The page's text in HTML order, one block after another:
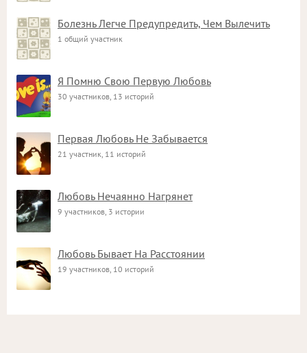
Болезнь Легче Предупредить, Чем Вылечить
1 общий участник
Я Помню Свою Первую Любовь
30 участников, 13 историй
Первая Любовь Не Забывается
21 участник, 11 историй
Любовь Нечаянно Нагрянет
9 участников, 3 истории
Любовь Бывает На Расстоянии
19 участников, 10 историй